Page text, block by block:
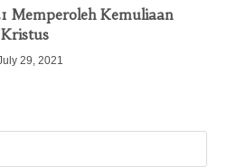
Memperoleh Kemuliaan
Kristus
29, 2021